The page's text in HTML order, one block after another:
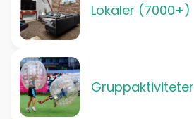
Lokaler (7000+)
Gruppaktiviteter